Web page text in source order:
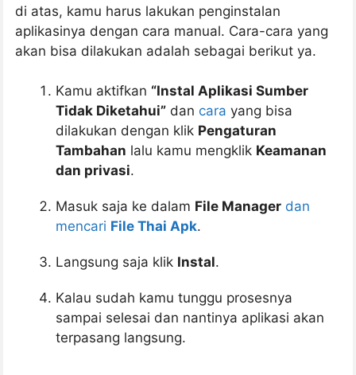
di atas, kamu harus lakukan penginstalan
aplikasinya dengan cara manual. Cara-cara yang
akan bisa dilakukan adalah sebagai berikut ya.
Kamu aktifkan “Instal Aplikasi Sumber
Tidak Diketahui” dan cara yang bisa
dilakukan dengan klik Pengaturan
Tambahan lalu kamu mengklik Keamanan
dan privasi.
Masuk saja ke dalam File Manager dan
mencari File Thai Apk.
Langsung saja klik Instal.
Kalau sudah kamu tunggu prosesnya
sampai selesai dan nantinya aplikasi akan
terpasang langsung.